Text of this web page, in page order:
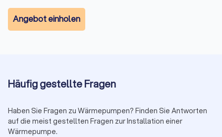
Angebot einholen
Häufig gestellte Fragen
Haben Sie Fragen zu Wärmepumpen? Finden Sie Antworten
auf die meist gestellten Fragen zur Installation einer
Wärmepumpe.